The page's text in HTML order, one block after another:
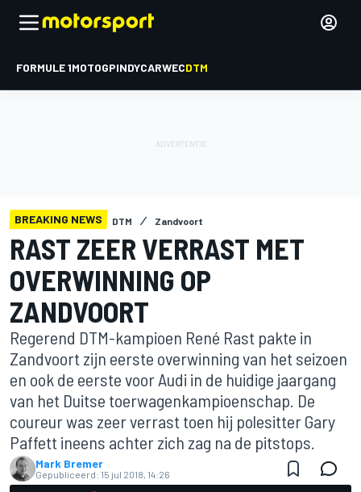
FORMULE 1MOTOGPINDYCARWECDTM
BREAKING NEWS DTM Zandvoort
RAST ZEER VERRAST MET
OVERWINNING OP
ZANDVOORT
Regerend DTM-kampioen René Rast pakte in
Zandvoort zijn eerste overwinning van het seizoen
en ook de eerste voor Audi in de huidige jaargang
van het Duitse toerwagenkampioenschap. De
coureur was zeer verrast toen hij polesitter Gary
Paffett ineens achter zich zag na de pitstops.
Mark Bremer
Gepubliceerd: 15 jul 2018, 14:26